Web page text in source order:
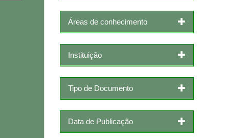
Áreas de conhecimento
Instituição
Tipo de Documento
Data de Publicação